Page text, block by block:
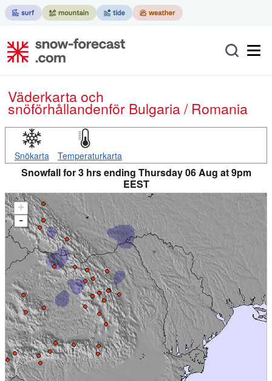
Väderkarta och
snöförhållandenför Bulgaria / Romania
Snökarta Temperaturkarta
Snowfall for 3 hrs ending Thursday 06 Aug at 9pm
EEST
+
-